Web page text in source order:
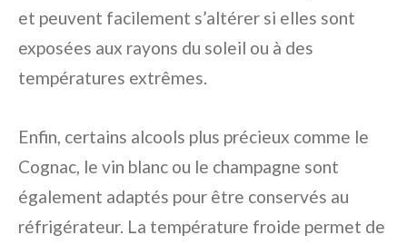
et peuvent facilement s’altérer si elles sont
exposées aux rayons du soleil ou à des
températures extrêmes.
Enfin, certains alcools plus précieux comme le
Cognac, le vin blanc ou le champagne sont
également adaptés pour être conservés au
réfrigérateur. La température froide permet de